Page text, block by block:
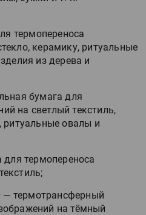
термопереноса
керамику, ритуальные
из дерева и
бумага для
на светлый текстиль,
ритуальные овалы и
для термопереноса
— термотрансферный
на тёмный